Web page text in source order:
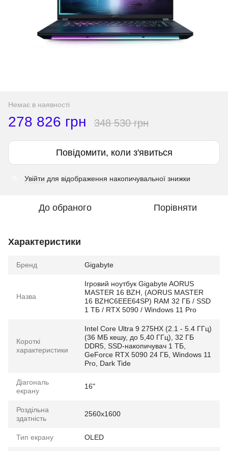
Немає в наявності
278 826 грн 348 530 грн
Повідомити, коли з'явиться
Увійти для відображення накопичувальної знижки
До обраного Порівняти
Характеристики
Бренд Gigabyte
Назва
Ігровий ноутбук Gigabyte AORUS
MASTER 16 BZH, (AORUS MASTER
16 BZHC6EEE64SP) RAM 32 ГБ / SSD
1 ТБ / RTX 5090 / Windows 11 Pro
Короткі
характеристики
Intel Core Ultra 9 275HX (2.1 - 5.4 ГГц)
(36 МБ кешу, до 5,40 ГГц), 32 ГБ
DDR5, SSD-накопичувач 1 ТБ,
GeForce RTX 5090 24 ГБ, Windows 11
Pro, Dark Tide
Діагональ
екрану
16"
Роздільна
здатність
2560x1600
Тип екрану OLED